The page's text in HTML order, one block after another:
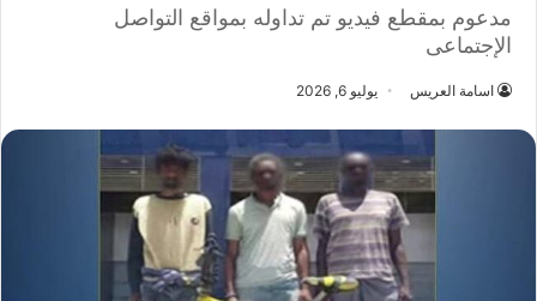
مدعوم بمقطع فيديو تم تداوله بمواقع التواصل
الإجتماعى
اسامة العريس يوليو 6, 2026